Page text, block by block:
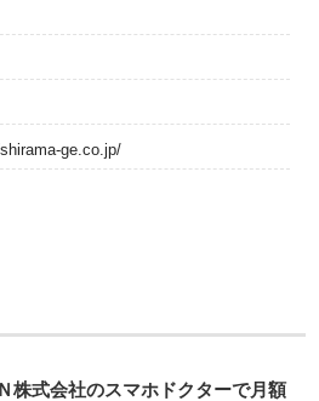
ge.co.jp/
株式会社のスマホドクターで月額